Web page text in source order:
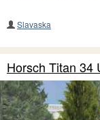
Slavaska
Horsch Titan 34